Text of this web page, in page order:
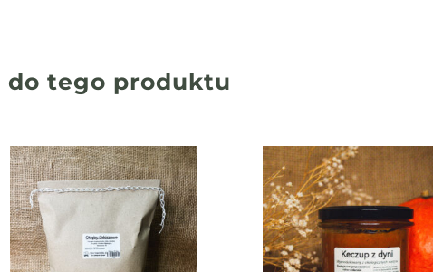
do tego produktu